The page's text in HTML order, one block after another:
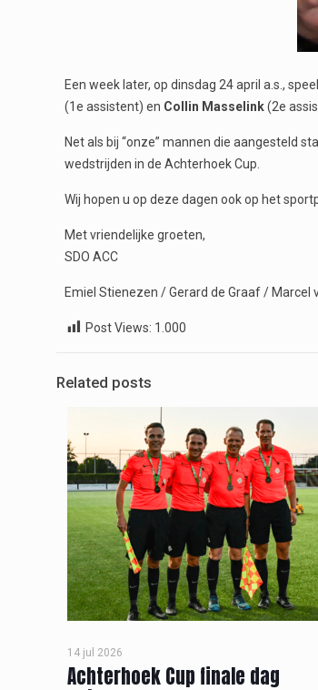
Een week later, op dinsdag 24 april a.s.,
(1e assistent) en Collin Masselink(2e
Net als bij “onze” mannen die aangesteld
wedstrijden in de Achterhoek Cup.
Wij hopen u op deze dagen ook op het
Met vriendelijke groeten,
SDO ACC
Emiel Stienezen / Gerard de Graaf / Marcel
Post Views: 1.000
Related posts
14 jul 2026
Achterhoek Cup finale dag